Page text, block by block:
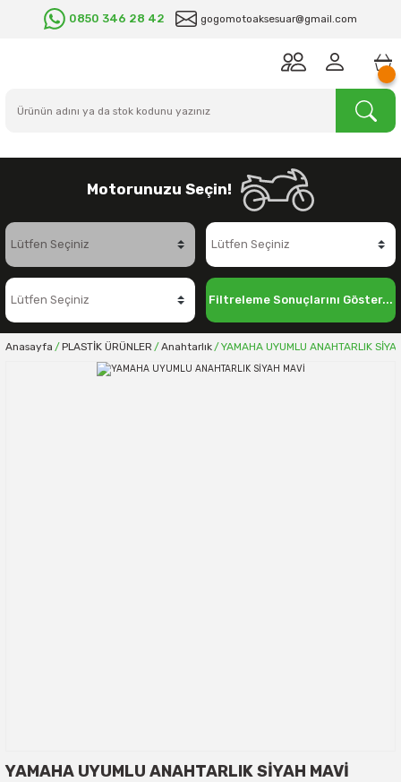
0850 346 28 42 gogomotoaksesuar@gmail.com
Motorunuzu Seçin!
Filtreleme Sonuçlarını Göster...
Anasayfa PLASTİK ÜRÜNLER Anahtarlık YAMAHA UYUMLU ANAHTARLIK
YAMAHA UYUMLU ANAHTARLIK SİYAH MAVİ